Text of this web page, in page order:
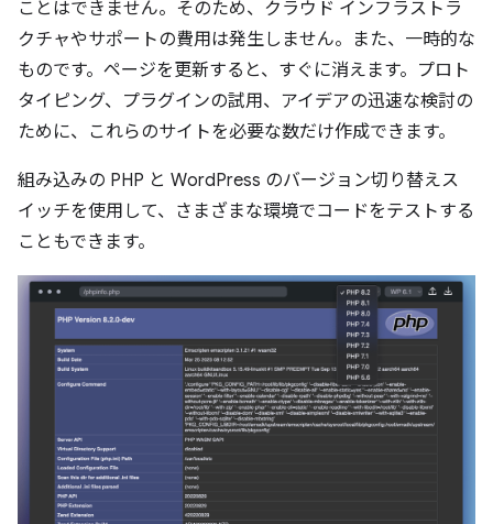
ことはできません。そのため、クラウド インフラストラ
クチャやサポートの費用は発生しません。また、一時的な
ものです。ページを更新すると、すぐに消えます。プロト
タイピング、プラグインの試用、アイデアの迅速な検討の
ために、これらのサイトを必要な数だけ作成できます。
組み込みの PHP と WordPress のバージョン切り替えス
イッチを使用して、さまざまな環境でコードをテストする
こともできます。